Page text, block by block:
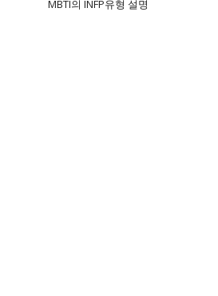
MBTI의 INFP유형 설명